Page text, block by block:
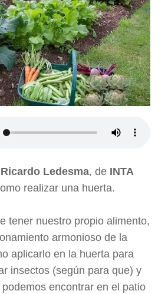
Ricardo Ledesma, de INTA
realizar una huerta.
tener nuestro propio alimento,
armonioso de la
aplicarlo en la huerta para
insectos (según para que) y
encontrar en el patio